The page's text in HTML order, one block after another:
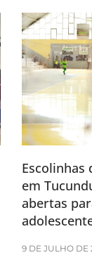
em
abertas
9 DE JULHO DE